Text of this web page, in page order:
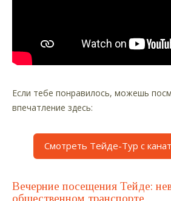
Если тебе понравилось, можешь
впечатление здесь:
Смотреть Тейде-Тур с
Вечерние посещения Тейде:
общественном транспорте